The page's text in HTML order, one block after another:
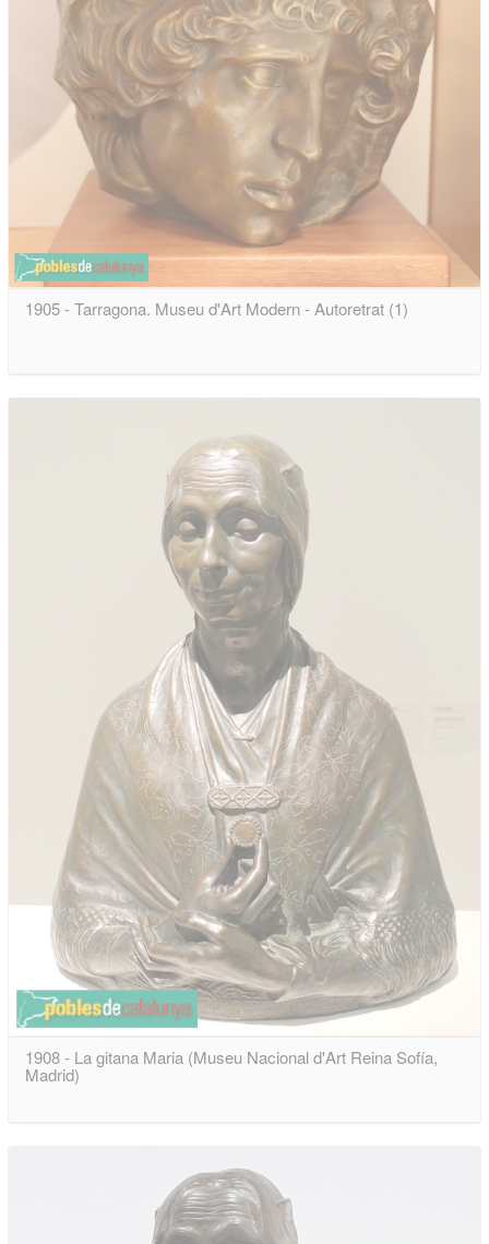
1905 - Tarragona. Museu d'Art Modern - Autoretrat (1)
1908 - La gitana Maria (Museu Nacional d'Art Reina Sofía,
Madrid)